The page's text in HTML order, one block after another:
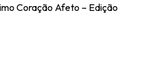
Coração Afeto – Edição